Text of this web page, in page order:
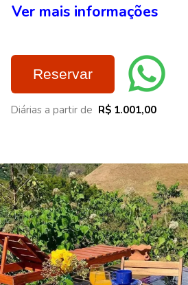
Ver mais informações
Reservar
Diárias a partir de R$ 1.001,00